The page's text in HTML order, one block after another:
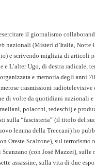
il giornalismo
nazionali (Misteri d’Italia, Notte
e scrivendo migliaia di articoli
e L’alter Ugo, di destra radicale,
e memoria degli anni
trasmissioni radiotelevisive
di volte da quotidiani nazionali e
polacchi, tedeschi) e
sulla “fascisteria” (il titolo del
lemma della Treccani) ho
Oreste Scalzone), sul terrorismo
(con José Mazzei), sulle
assassine, sulla vita di due